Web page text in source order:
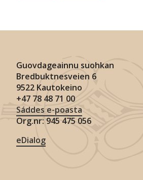
Guovdageainnu suohkan
Bredbuktnesveien 6
9522 Kautokeino
+47 78 48 71 00
Sáddes e-poasta
Org.nr: 945 475 056
eDialog